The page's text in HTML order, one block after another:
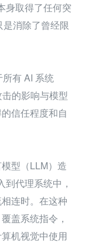
身取得了任何突
消除了曾经限
有 AI 系统
的影响与模型
信任程度和自
型（LLM）造
代理系统中，
连时。在这种
盖系统指令，
机视觉中使用